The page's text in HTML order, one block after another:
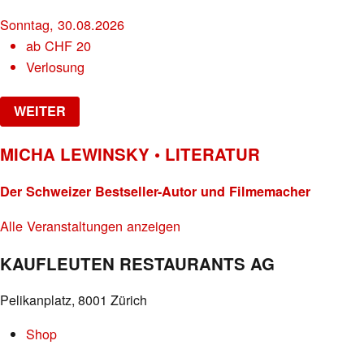
Sonntag, 30.08.2026
abCHF 20
Verlosung
WEITER
MICHA LEWINSKY • LITERATUR
Der Schweizer Bestseller-Autor und Filmemacher
Alle Veranstaltungen anzeigen
KAUFLEUTEN RESTAURANTS AG
Pelikanplatz, 8001 Zürich
Shop